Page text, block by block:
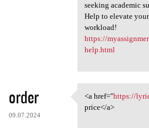
seeking academic
Help to elevate
workload!
https://
help.html
order
09.07.2024
<a href="https://
<a href="https://
price</a>